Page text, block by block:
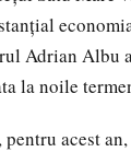
Adrian Albu
la noile
acest